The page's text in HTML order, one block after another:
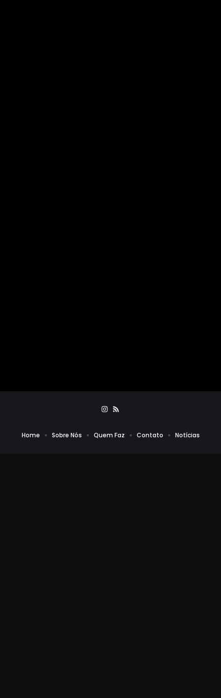
Home Sobre Nós Quem Faz Contato Notícias